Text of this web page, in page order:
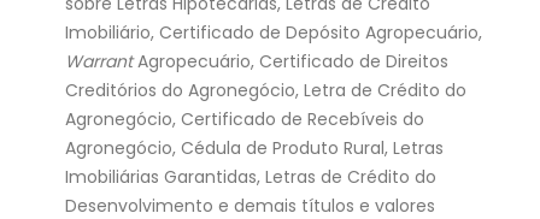
Imobiliário, Certificado de Depósito Agropecuário,
WarrantAgropecuário, Certificado de Direitos
Creditórios do Agronegócio, Letra de Crédito do
Agronegócio, Certificado de Recebíveis do
Agronegócio, Cédula de Produto Rural, Letras
Imobiliárias Garantidas, Letras de Crédito do
Desenvolvimento e demais títulos e valores